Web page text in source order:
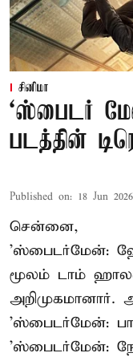
சினிமா
‘ஸ்பைடர்
படத்தின்
Published on: 18 Jun
சென்னை,
'ஸ்பைடர்மேன்:
மூலம் டாம்
'ஸ்பைடர்மேன்:
'ஸ்பைடர்மேன்: